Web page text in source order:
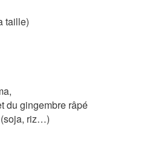
taille)
du gingembre râpé
(soja, riz…)